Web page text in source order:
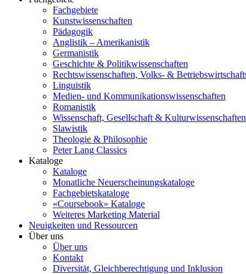
Fachgebiete
Kunstwissenschaften
Pädagogik
Anglistik – Amerikanistik
Germanistik
Geschichte & Politikwissenschaften
Rechtswissenschaften, Volks- &
Linguistik
Medien- und Kommunikationswissenschaften
Romanistik
Wissenschaft, Gesellschaft & Kulturwissenschaften
Slawistik
Theologie & Philosophie
Peter Lang Classics
Kataloge
Kataloge
Monatliche Neuerscheinungskataloge
Fachgebietskataloge
«Coursebook» Kataloge
Weiteres Marketing Material
Neuigkeiten und Ressourcen
Über uns
Über uns
Kontakt
Diversität, Gleichberechtigung und Inklusion